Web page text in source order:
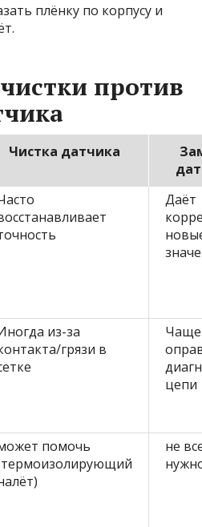
плёнку по корпусу и
против
Чистка датчика
Даёт
из-за
грязи в
Чаще
цепи
помочь
не